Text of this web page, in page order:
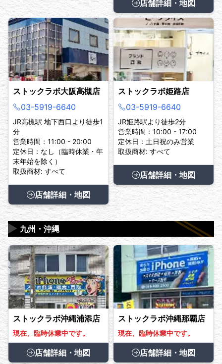
店舗詳細・地図
ストックラボ大阪高槻店
03-5919-6640
JR高槻駅 地下西口より徒歩1
分
営業時間：11:00 - 20:00
定休日：なし（臨時休業・年
末年始を除く）
取扱商材: すべて
店舗詳細・地図
ストックラボ姫路店
03-5919-6640
JR姫路駅より徒歩2分
営業時間：10:00 - 17:00
定休日：土日祝のみ営業
取扱商材: すべて
店舗詳細・地図
九州・沖縄
▶
ストックラボ沖縄浦添店
現在、臨時休業中です。
店舗詳細・地図
ストックラボ沖縄那覇店
現在、臨時休業中です。
店舗詳細・地図